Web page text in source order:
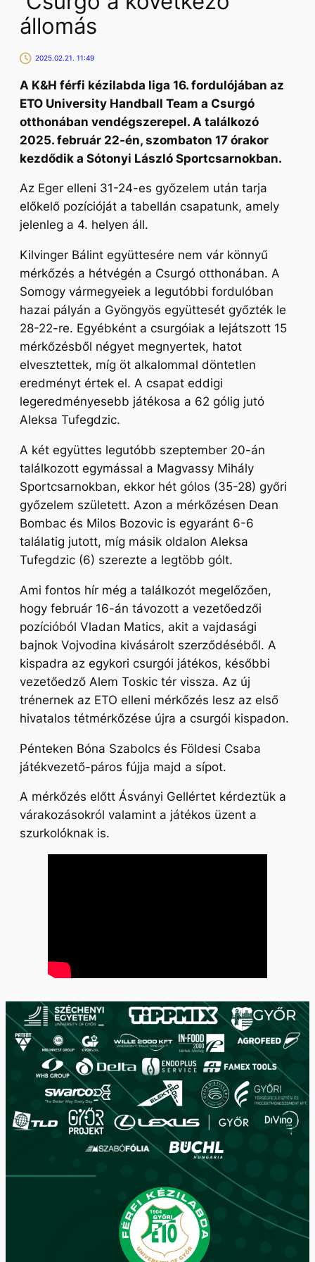
állomás
2025.02.21. 11:49
A K&H férfi kézilabda liga 16. fordulójában az
ETO University Handball Team a Csurgó
otthonában vendégszerepel. A találkozó
2025. február 22-én, szombaton 17 órakor
kezdődik a Sótonyi László Sportcsarnokban.
Az Eger elleni 31-24-es győzelem után tarja
előkelő pozícióját a tabellán csapatunk, amely
jelenleg a 4. helyen áll.
Kilvinger Bálint együttesére nem vár könnyű
mérkőzés a hétvégén a Csurgó otthonában. A
Somogy vármegyeiek a legutóbbi fordulóban
hazai pályán a Gyöngyös együttesét győzték le
28-22-re. Egyébként a csurgóiak a lejátszott 15
mérkőzésből négyet megnyertek, hatot
elvesztettek, míg öt alkalommal döntetlen
eredményt értek el. A csapat eddigi
legeredményesebb játékosa a 62 gólig jutó
Aleksa Tufegdzic.
A két együttes legutóbb szeptember 20-án
találkozott egymással a Magvassy Mihály
Sportcsarnokban, ekkor hét gólos (35-28) győri
győzelem született. Azon a mérkőzésen Dean
Bombac és Milos Bozovic is egyaránt 6-6
találatig jutott, míg másik oldalon Aleksa
Tufegdzic (6) szerezte a legtöbb gólt.
Ami fontos hír még a találkozót megelőzően,
hogy február 16-án távozott a vezetőedzői
pozícióból Vladan Matics, akit a vajdasági
bajnok Vojvodina kivásárolt szerződéséből. A
kispadra az egykori csurgói játékos, későbbi
vezetőedző Alem Toskic tér vissza. Az új
trénernek az ETO elleni mérkőzés lesz az első
hivatalos tétmérkőzése újra a csurgói kispadon.
Pénteken Bóna Szabolcs és Földesi Csaba
játékvezető-páros fújja majd a sípot.
A mérkőzés előtt Ásványi Gellértet kérdeztük a
várakozásokról valamint a játékos üzent a
szurkolóknak is.